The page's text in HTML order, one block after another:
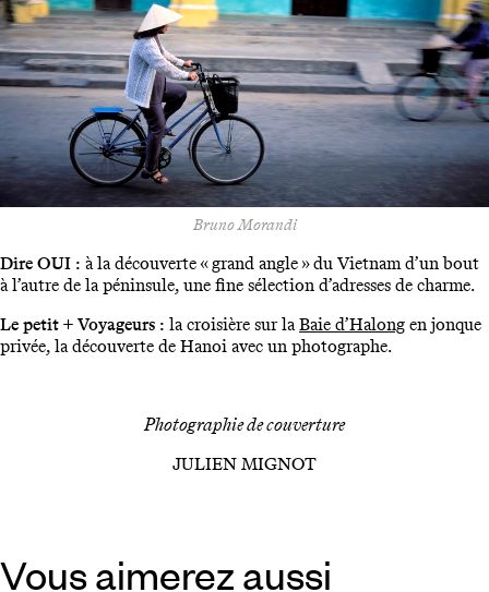
Bruno Morandi
Dire OUI : à la découverte « grand angle » du Vietnam d’un bout
à l’autre de la péninsule, une fine sélection d’adresses de charme.
Le petit + Voyageurs : la croisière sur laBaie d’Halong en jonque
privée, la découverte de Hanoi avec un photographe.
Photographie de couverture
JULIEN MIGNOT
Vous aimerez aussi